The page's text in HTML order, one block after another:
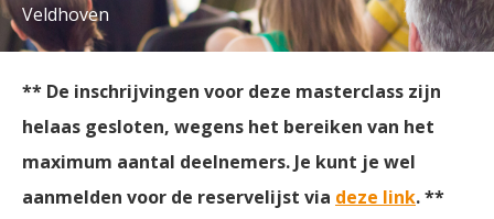
Veldhoven
** De inschrijvingen voor deze masterclass zijn
helaas gesloten, wegens het bereiken van het
maximum aantal deelnemers. Je kunt je wel
aanmelden voor de reservelijst via deze link. **